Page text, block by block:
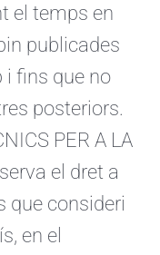
el temps en
publicades
i fins que no
posteriors.
PER A LA
el dret a
que consideri
en el